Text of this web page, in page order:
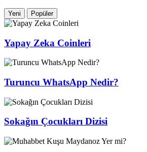
Yeni Popüler
Yapay Zeka Coinleri
Turuncu WhatsApp Nedir?
Sokağın Çocukları Dizisi